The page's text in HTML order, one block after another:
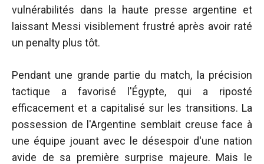
vulnérabilités dans la haute presse argentine et
laissant Messi visiblement frustré après avoir raté
un penalty plus tôt.
Pendant une grande partie du match, la précision
tactique a favorisé l'Égypte, qui a riposté
efficacement et a capitalisé sur les transitions. La
possession de l'Argentine semblait creuse face à
une équipe jouant avec le désespoir d'une nation
avide de sa première surprise majeure. Mais le